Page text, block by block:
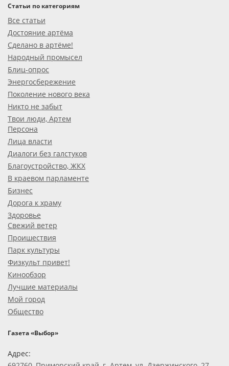
Статьи по категориям
Все статьи
Достояние артёма
Сделано в артёме!
Народный промысел
Блиц-опрос
Энергосбережение
Поколение нового века
Никто не забыт
Твои люди, Артем
Персона
Лица власти
Диалоги без галстуков
Благоустройство, ЖКХ
В краевом парламенте
Бизнес
Дорога к храму
Здоровье
Свежий ветер
Проишествия
Парк культуры
Физкульт привет!
Кинообзор
Лучшие материалы
Мой город
Общество
Газета «Выбор»
Адрес: